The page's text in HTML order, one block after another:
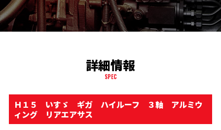
詳細情報
SPEC
Ｈ１５ いすゞ ギガ ハイルーフ ３軸 アルミウ
ィング リアエアサス